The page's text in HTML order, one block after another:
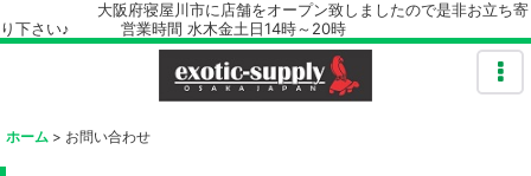
大阪府寝屋川市に店舗をオープン致しましたので是非お立ち寄
り下さい♪ 営業時間 水木金土日14時～20時
ホーム > お問い合わせ